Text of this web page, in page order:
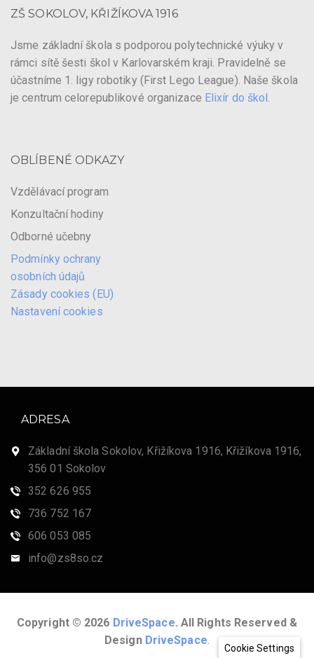
ZŠ SOKOLOV, KŘIŽÍKOVA 1916
Jsme základní škola s podporou polytechnické výuky v
rámci sítě šesti škol v Karlovarském kraji. Pravidelně se
účastníme 1. ligy robotiky (First Lego League). Naše škola
je centrum celorepublikové organizace Elixír do škol .
OBLÍBENÉ ODKAZY
Vzdělávací program
Konzultační hodiny
Odborné učebny
Podmínky ochrany
osobních údajů
Zásady cookies (EU)
Nastavení cookies
ADRESA
Základní škola Sokolov, Křižíkova 1916, Křižíkova 1916,
356 01 Sokolov
352 626 955
736 752 167
606 053 085
info@zs8so.cz
Copyright © 2026 DriveSpace. All Rights Reserved &
Design DriveSpace.
Cookie Settings